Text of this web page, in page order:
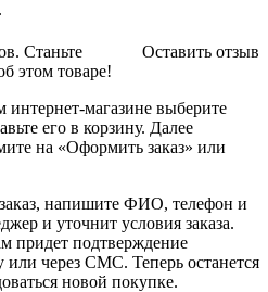
Оставить отзыв
Станьте
этом товаре!
магазине выберите
его в корзину. Далее
на «Оформить заказ» или
напишите ФИО, телефон и
и уточнит условия заказа.
придет подтверждение
или через СМС. Теперь останется
новой покупке.